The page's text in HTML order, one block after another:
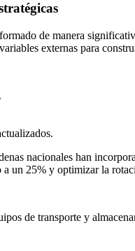
de manera
externas para
nacionales han
un 25% y optimizar la
de transporte y